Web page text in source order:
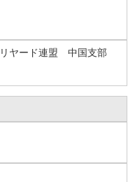
ヤード連盟 中国支部